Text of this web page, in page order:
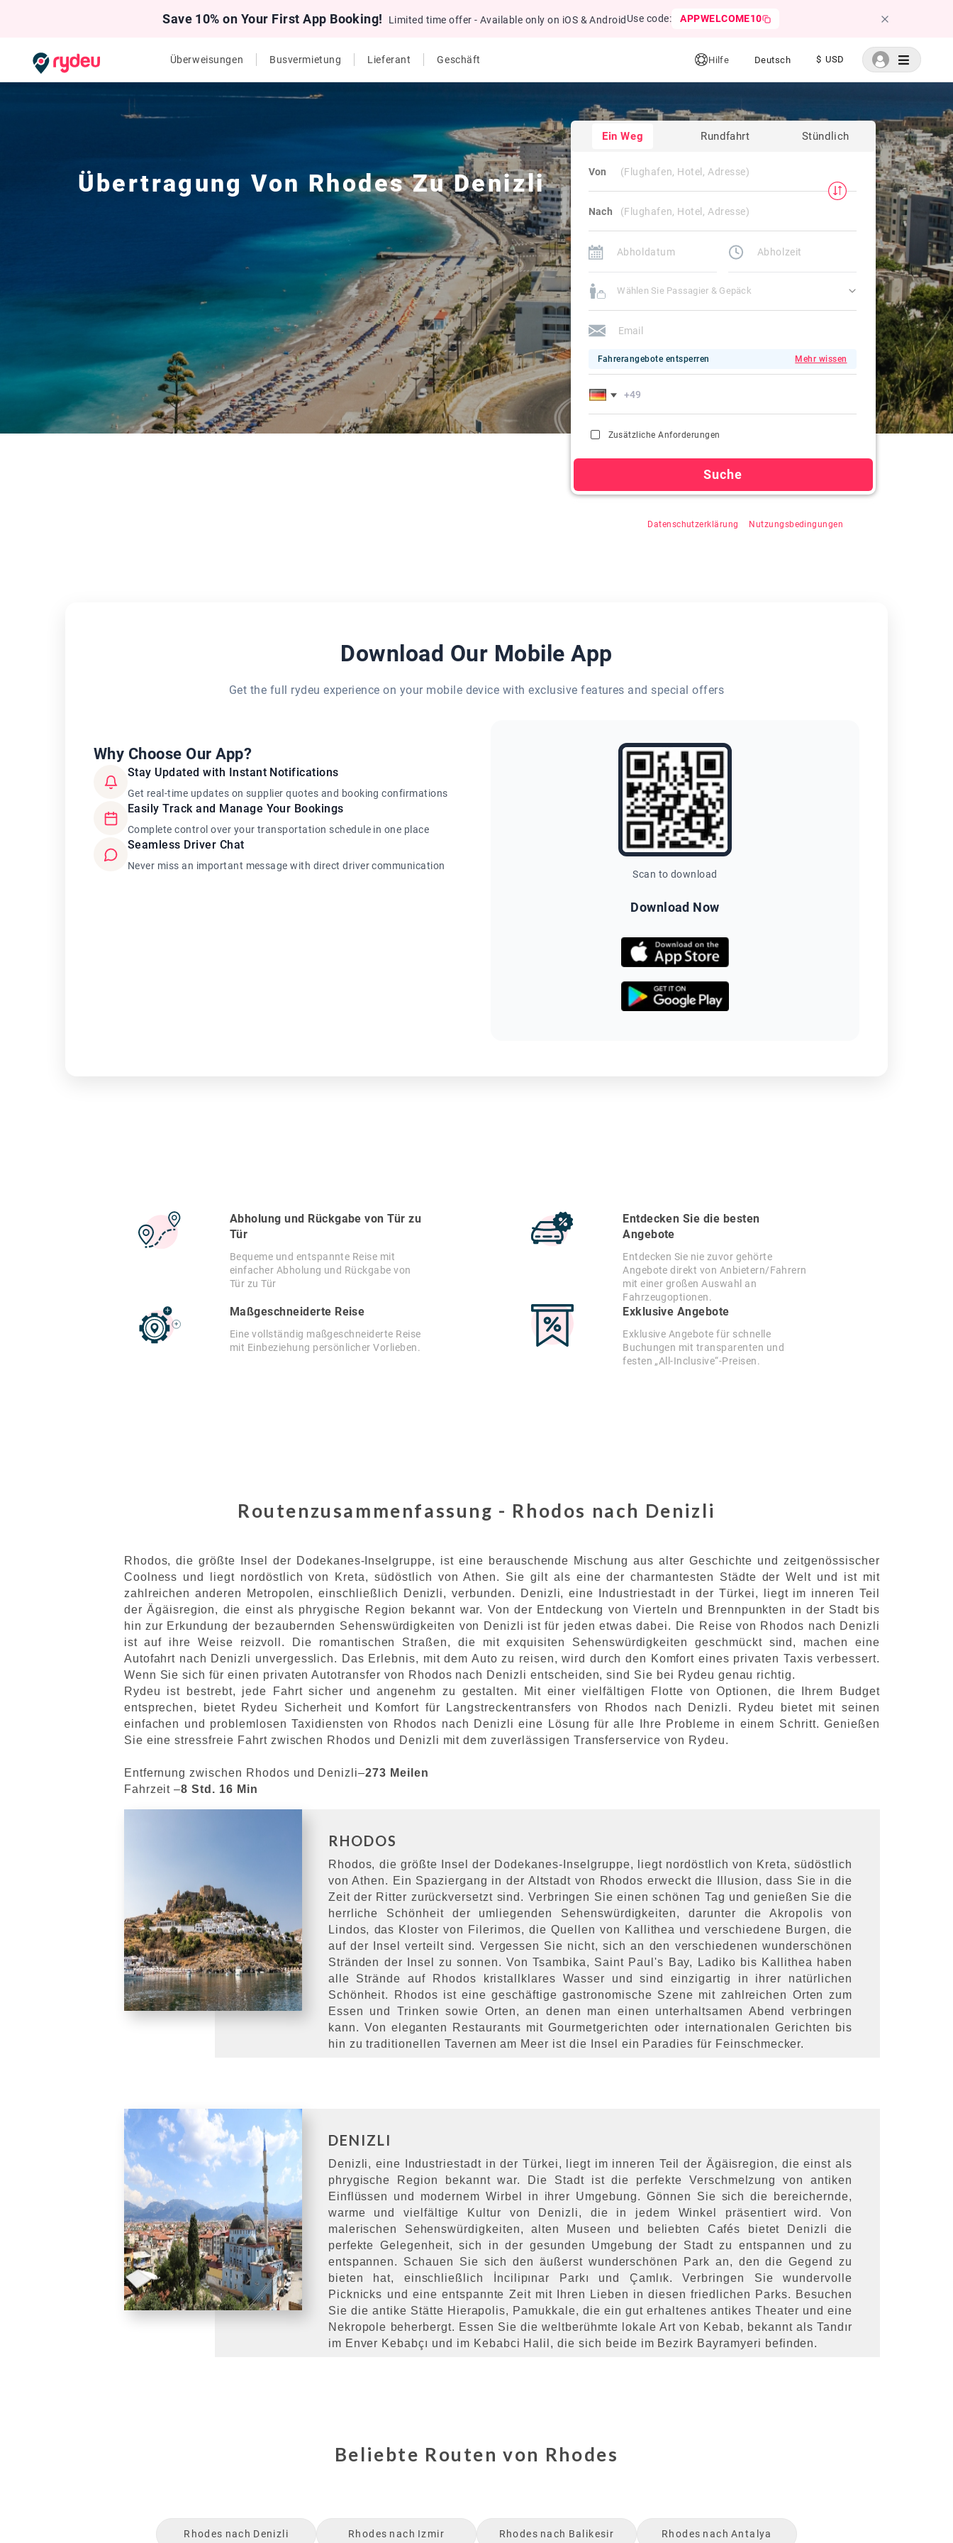
Save 10% on Your First App Booking! Limited time offer - Available only on iOS & Android Use code: APPWELCOME10
Überweisungen Busvermietung Lieferant Geschäft Hilfe Deutsch $ USD
Übertragung Von Rhodes Zu Denizli
Ein Weg Rundfahrt Stündlich
Von
Nach
Wählen Sie Passagier & Gepäck
Fahrerangebote entsperren Mehr wissen
Zusätzliche Anforderungen
Suche
Datenschutzerklärung Nutzungsbedingungen
Download Our Mobile App
Get the full rydeu experience on your mobile device with exclusive features and special offers
Why Choose Our App?
Stay Updated with Instant Notifications
Get real-time updates on supplier quotes and booking confirmations
Easily Track and Manage Your Bookings
Complete control over your transportation schedule in one place
Seamless Driver Chat
Never miss an important message with direct driver communication
Scan to download
Download Now
Abholung und Rückgabe von Tür zu
Tür
Bequeme und entspannte Reise mit
einfacher Abholung und Rückgabe von
Tür zu Tür
Entdecken Sie die besten
Angebote
Entdecken Sie nie zuvor gehörte
Angebote direkt von Anbietern/Fahrern
mit einer großen Auswahl an
Fahrzeugoptionen.
Maßgeschneiderte Reise
Eine vollständig maßgeschneiderte Reise
mit Einbeziehung persönlicher Vorlieben.
Exklusive Angebote
Exklusive Angebote für schnelle
Buchungen mit transparenten und
festen „All-Inclusive“-Preisen.
Routenzusammenfassung - Rhodos nach Denizli
Rhodos, die größte Insel der Dodekanes-Inselgruppe, ist eine berauschende Mischung aus alter Geschichte und zeitgenössischer
Coolness und liegt nordöstlich von Kreta, südöstlich von Athen. Sie gilt als eine der charmantesten Städte der Welt und ist mit
zahlreichen anderen Metropolen, einschließlich Denizli, verbunden. Denizli, eine Industriestadt in der Türkei, liegt im inneren Teil
der Ägäisregion, die einst als phrygische Region bekannt war. Von der Entdeckung von Vierteln und Brennpunkten in der Stadt bis
hin zur Erkundung der bezaubernden Sehenswürdigkeiten von Denizli ist für jeden etwas dabei. Die Reise von Rhodos nach Denizli
ist auf ihre Weise reizvoll. Die romantischen Straßen, die mit exquisiten Sehenswürdigkeiten geschmückt sind, machen eine
Autofahrt nach Denizli unvergesslich. Das Erlebnis, mit dem Auto zu reisen, wird durch den Komfort eines privaten Taxis verbessert.
Wenn Sie sich für einen privaten Autotransfer von Rhodos nach Denizli entscheiden, sind Sie bei Rydeu genau richtig.
Rydeu ist bestrebt, jede Fahrt sicher und angenehm zu gestalten. Mit einer vielfältigen Flotte von Optionen, die Ihrem Budget
entsprechen, bietet Rydeu Sicherheit und Komfort für Langstreckentransfers von Rhodos nach Denizli. Rydeu bietet mit seinen
einfachen und problemlosen Taxidiensten von Rhodos nach Denizli eine Lösung für alle Ihre Probleme in einem Schritt. Genießen
Sie eine stressfreie Fahrt zwischen Rhodos und Denizli mit dem zuverlässigen Transferservice von Rydeu.
Entfernung zwischen Rhodos und Denizli–273 Meilen
Fahrzeit –8 Std. 16 Min
RHODOS
Rhodos, die größte Insel der Dodekanes-Inselgruppe, liegt nordöstlich von Kreta, südöstlich
von Athen. Ein Spaziergang in der Altstadt von Rhodos erweckt die Illusion, dass Sie in die
Zeit der Ritter zurückversetzt sind. Verbringen Sie einen schönen Tag und genießen Sie die
herrliche Schönheit der umliegenden Sehenswürdigkeiten, darunter die Akropolis von
Lindos, das Kloster von Filerimos, die Quellen von Kallithea und verschiedene Burgen, die
auf der Insel verteilt sind. Vergessen Sie nicht, sich an den verschiedenen wunderschönen
Stränden der Insel zu sonnen. Von Tsambika, Saint Paul's Bay, Ladiko bis Kallithea haben
alle Strände auf Rhodos kristallklares Wasser und sind einzigartig in ihrer natürlichen
Schönheit. Rhodos ist eine geschäftige gastronomische Szene mit zahlreichen Orten zum
Essen und Trinken sowie Orten, an denen man einen unterhaltsamen Abend verbringen
kann. Von eleganten Restaurants mit Gourmetgerichten oder internationalen Gerichten bis
hin zu traditionellen Tavernen am Meer ist die Insel ein Paradies für Feinschmecker.
DENIZLI
Denizli, eine Industriestadt in der Türkei, liegt im inneren Teil der Ägäisregion, die einst als
phrygische Region bekannt war. Die Stadt ist die perfekte Verschmelzung von antiken
Einflüssen und modernem Wirbel in ihrer Umgebung. Gönnen Sie sich die bereichernde,
warme und vielfältige Kultur von Denizli, die in jedem Winkel präsentiert wird. Von
malerischen Sehenswürdigkeiten, alten Museen und beliebten Cafés bietet Denizli die
perfekte Gelegenheit, sich in der gesunden Umgebung der Stadt zu entspannen und zu
entspannen. Schauen Sie sich den äußerst wunderschönen Park an, den die Gegend zu
bieten hat, einschließlich İncilipınar Parkı und Çamlık. Verbringen Sie wundervolle
Picknicks und eine entspannte Zeit mit Ihren Lieben in diesen friedlichen Parks. Besuchen
Sie die antike Stätte Hierapolis, Pamukkale, die ein gut erhaltenes antikes Theater und eine
Nekropole beherbergt. Essen Sie die weltberühmte lokale Art von Kebab, bekannt als Tandır
im Enver Kebabçı und im Kebabci Halil, die sich beide im Bezirk Bayramyeri befinden.
Beliebte Routen von Rhodes
Rhodes nach Denizli Rhodes nach Izmir Rhodes nach Balikesir Rhodes nach Antalya